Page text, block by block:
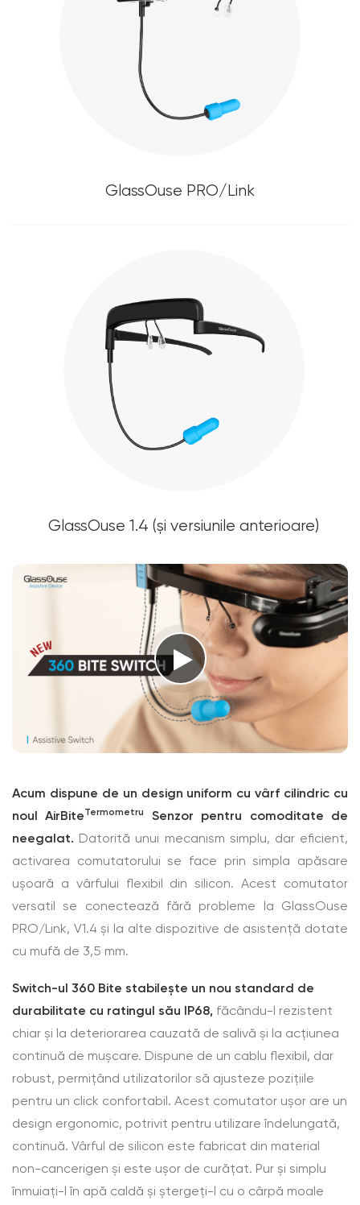
GlassOuse PRO/Link
GlassOuse 1.4 (și versiunile anterioare)
Acum dispune de un design uniform cu vârf cilindric cu
noul AirBiteTermometru
Senzor pentru comoditate de
neegalat. Datorită unui mecanism simplu, dar eficient,
activarea comutatorului se face prin simpla apăsare
ușoară a vârfului flexibil din silicon. Acest comutator
versatil se conectează fără probleme la GlassOuse
PRO/Link, V1.4 și la alte dispozitive de asistență dotate
cu mufă de 3,5 mm.
Switch-ul 360 Bite stabilește un nou standard de
durabilitate cu ratingul său IP68, făcându-l rezistent
chiar și la deteriorarea cauzată de salivă și la acțiunea
continuă de mușcare. Dispune de un cablu flexibil, dar
robust, permițând utilizatorilor să ajusteze pozițiile
pentru un click confortabil. Acest comutator ușor are un
design ergonomic, potrivit pentru utilizare îndelungată,
continuă. Vârful de silicon este fabricat din material
non-cancerigen și este ușor de curățat. Pur și simplu
înmuiați-l în apă caldă și ștergeți-l cu o cârpă moale